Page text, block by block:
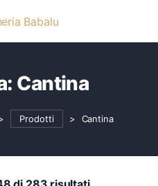
Cantina
Prodotti > Cantina